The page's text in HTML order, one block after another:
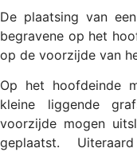
De plaatsing van
begravene op het
op de voorzijde van
Op het hoofdeinde
kleine liggende
voorzijde mogen
geplaatst.